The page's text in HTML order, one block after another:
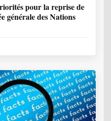
pour la reprise de
générale des Nations